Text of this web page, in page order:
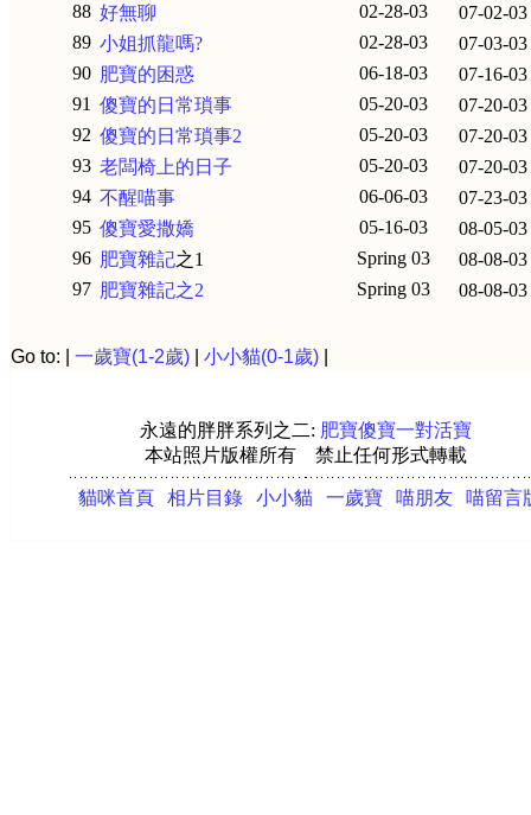
88 好無聊 02-28-03
07-02-03
89 小姐抓龍嗎? 02-28-03
07-03-03
90 肥寶的困惑 06-18-03
07-16-03
91 傻寶的日常瑣事 05-20-03
07-20-03
92 傻寶的日常瑣事2 05-20-03
07-20-03
93 老闆椅上的日子 05-20-03
07-20-03
94 不醒喵事 06-06-03
07-23-03
95 傻寶愛撒嬌 05-16-03
08-05-03
96 肥寶雜記之1 Spring 03
08-08-03
97 肥寶雜記之2 Spring 03 08-08-03
Go to: | 一歲寶(1-2歲) 小小貓(0-1歲)
永遠的胖胖系列之二: 肥寶傻寶一對活寶
本站照片版權所有 禁止任何形式轉載
貓咪首頁 相片目錄 小小貓 一歲寶 喵朋友
喵留言